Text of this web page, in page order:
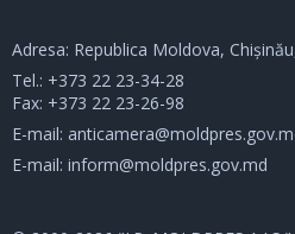
Adresa: Republica Moldova,
Tel.: +373 22 23-34-28
Fax: +373 22 23-26-98
E-mail:
E-mail: inform@moldpres.gov.md